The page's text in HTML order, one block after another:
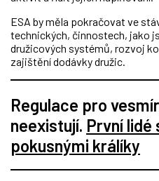
ESA by měla pokračovat ve
technických, činnostech, jako
družicových systémů, rozvoj
zajištění dodávky družic.
Regulace pro
neexistují. První lidé
pokusnými králíky